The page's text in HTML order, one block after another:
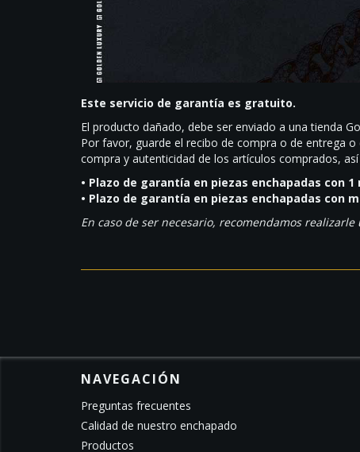
Este servicio de garantía es gratuito.
El producto dañado, debe ser enviado a una tienda
Por favor, guarde el recibo de compra o de entrega
compra y autenticidad de los artículos comprados,
• Plazo de garantía en piezas enchapadas con 1
• Plazo de garantía en piezas enchapadas con
En caso de ser necesario, recomendamos
NAVEGACIÓN
Preguntas frecuentes
Calidad de nuestro enchapado
Productos